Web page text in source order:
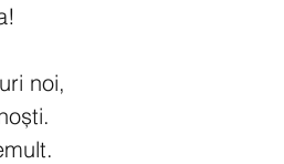
noi,